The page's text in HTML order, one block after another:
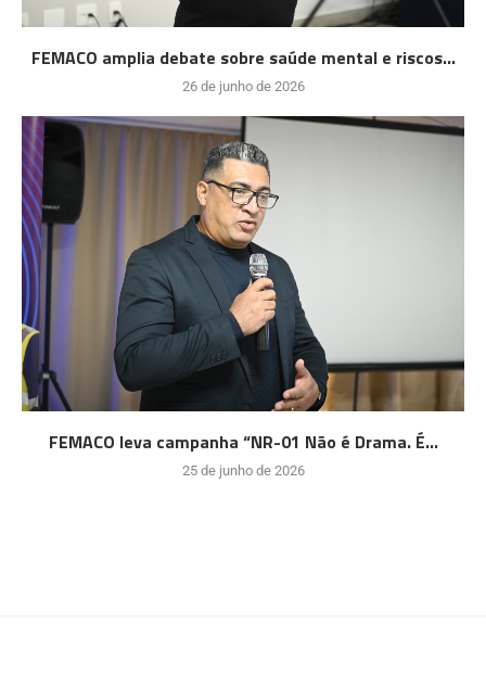
FEMACO amplia debate sobre saúde mental e riscos...
26 de junho de 2026
FEMACO leva campanha “NR-01 Não é Drama. É...
25 de junho de 2026